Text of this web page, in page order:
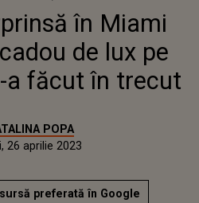
MIAMI PURTÂND UN CADOU DE
LUX PE CARE PIQUE I L-A
FĂCUT ÎN TRECUT
în Miami
de lux pe
a făcut în trecut
POPA
26 aprilie 2023
preferată în Google